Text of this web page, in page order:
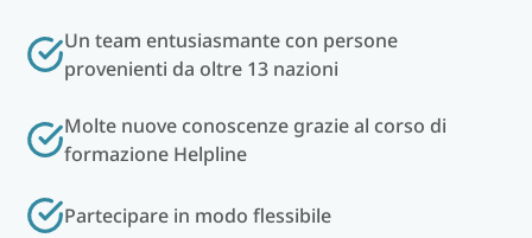
Un team entusiasmante con persone
provenienti da oltre 13 nazioni
Molte nuove conoscenze grazie al corso di
formazione Helpline
Partecipare in modo flessibile